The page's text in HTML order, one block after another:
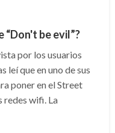
“Don't be evil”?
por los usuarios
leí que en uno de sus
poner en el Street
redes wifi. La